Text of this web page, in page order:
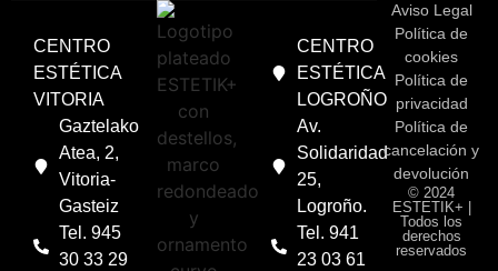
CENTRO
ESTÉTICA
VITORIA
Gaztelako
Atea, 2,
Vitoria-
Gasteiz
Tel. 945
30 33 29
CENTRO
ESTÉTICA
LOGROÑO
Av.
Solidaridad
25,
Logroño.
Tel. 941
23 03 61
Aviso Legal
Política de
cookies
Política de
privacidad
Política de
cancelación y
devolución
© 2024
ESTETIK+ |
Todos los
derechos
reservados